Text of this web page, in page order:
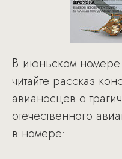
В июньском
читайте рассказ
авианосцев о
отечественного
в номере: